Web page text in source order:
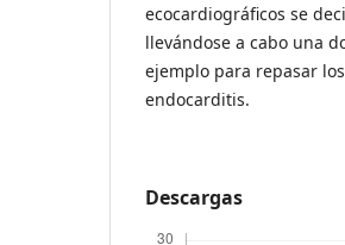
ecocardiográficos se
llevándose a cabo una
ejemplo para repasar
endocarditis.
Descargas